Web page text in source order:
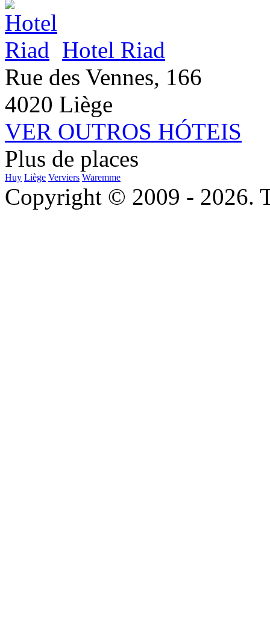
Hotel Riad
Rue des Vennes, 166
4020 Liège
VER OUTROS HÓTEIS
Plus de places
Huy Liège Verviers Waremme
Copyright © 2009 - 2026.